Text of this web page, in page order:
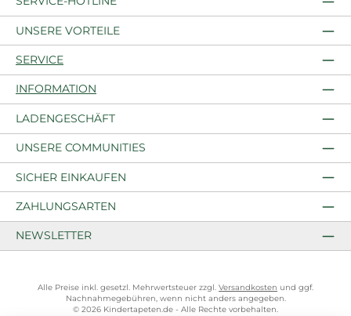
UNSERE VORTEILE
SERVICE
INFORMATION
LADENGESCHÄFT
UNSERE COMMUNITIES
SICHER EINKAUFEN
ZAHLUNGSARTEN
NEWSLETTER
Alle Preise inkl. gesetzl. Mehrwertsteuer zzgl. Versandkosten und ggf.
Nachnahmegebühren, wenn nicht anders angegeben.
© 2026 Kindertapeten.de - Alle Rechte vorbehalten.